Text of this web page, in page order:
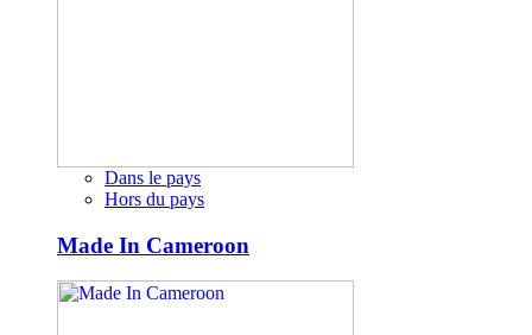
Dans le pays
Hors du pays
Made In Cameroon